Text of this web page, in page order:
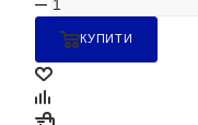
КУПИТИ